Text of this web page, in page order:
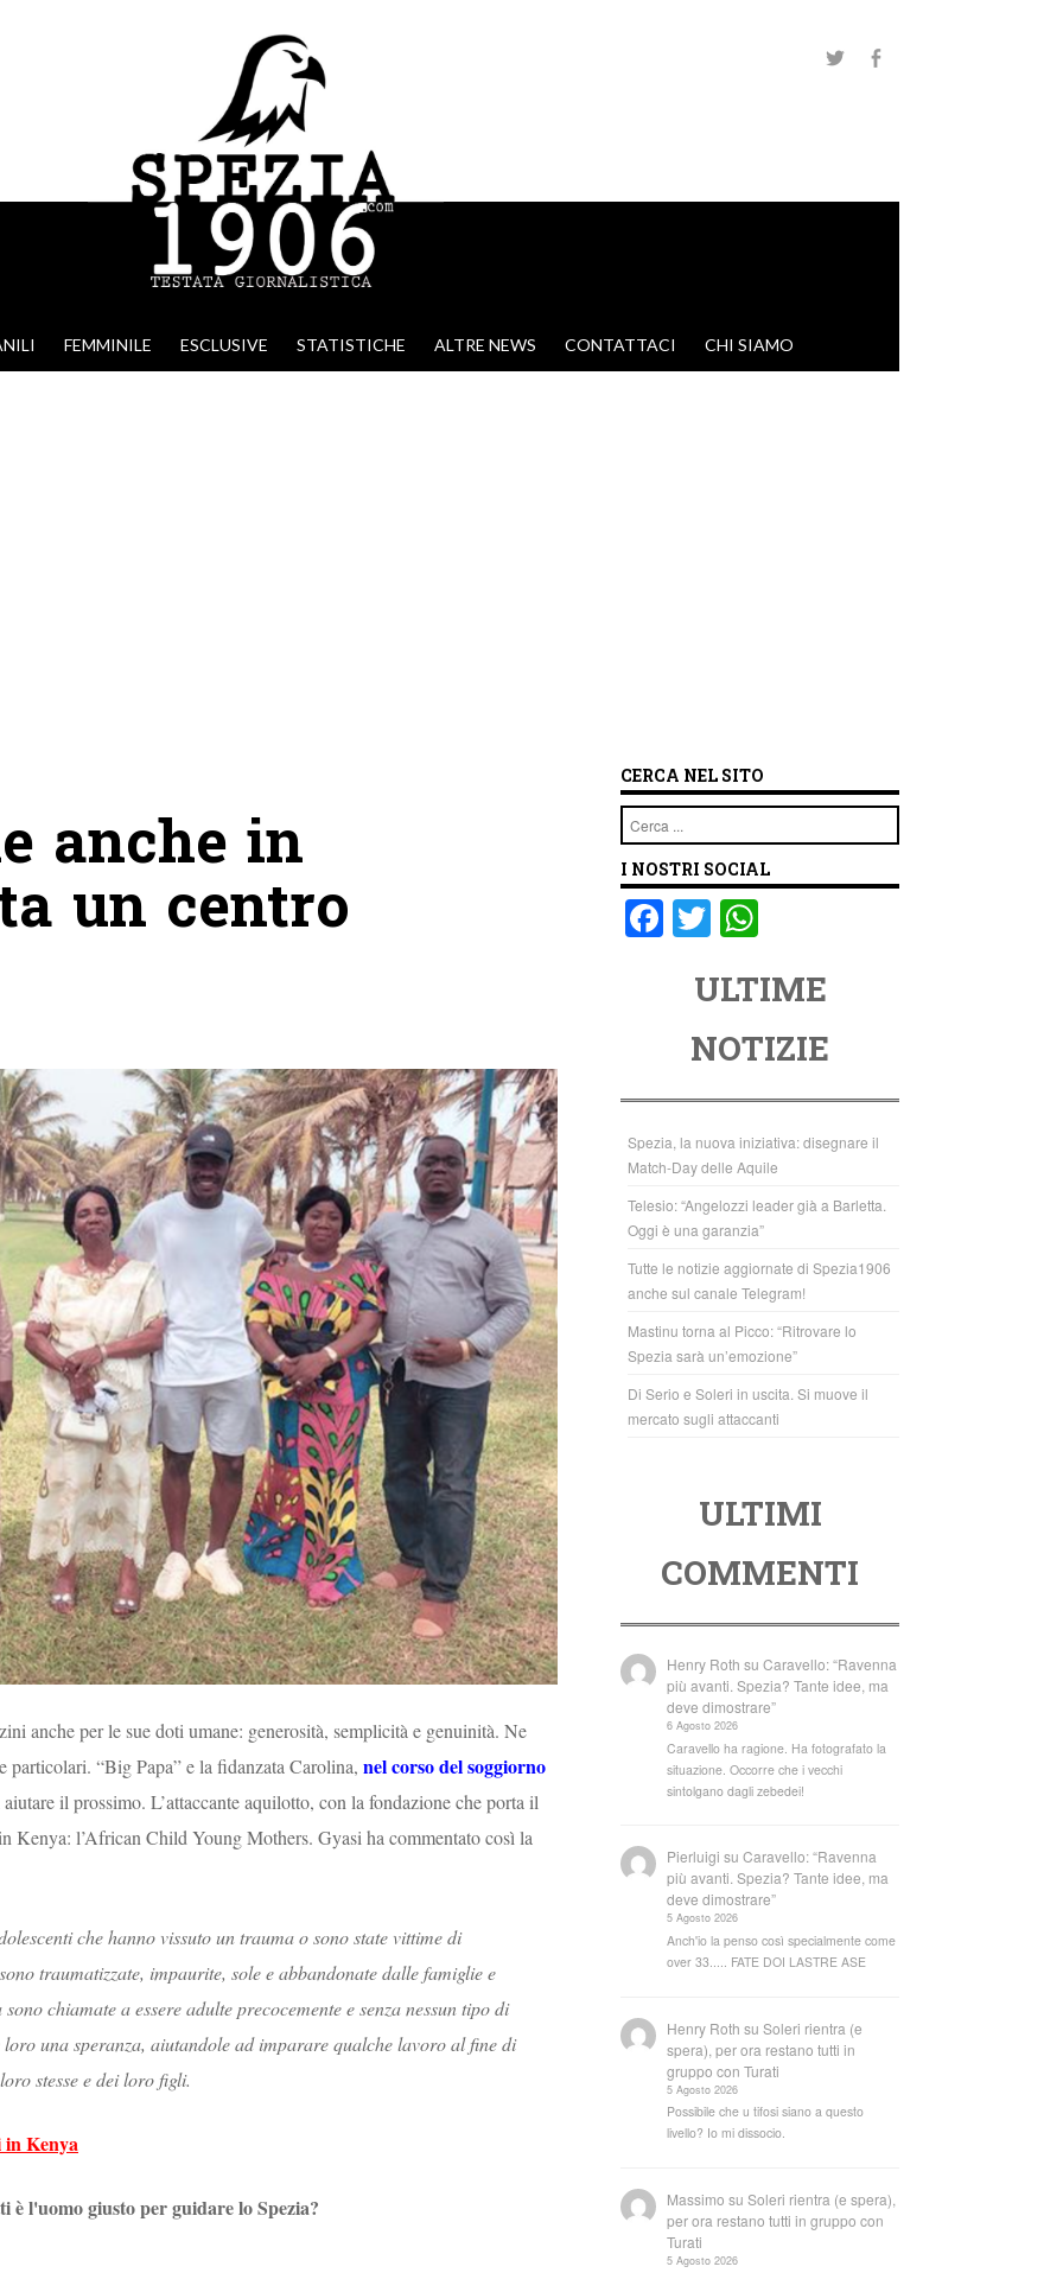
FEMMINILE ESCLUSIVE STATISTICHE ALTRE NEWS CONTATTACI CHI SIAMO
anche in
un centro
anche per le sue doti umane: generosità, semplicità e genuinità. Ne
particolari. “Big Papa” e la fidanzata Carolina, nel corso del soggiorno
il prossimo. L’attaccante aquilotto, con la fondazione che porta il
Kenya: l’African Child Young Mothers. Gyasi ha commentato così la
che hanno vissuto un trauma o sono state vittime di
traumatizzate, impaurite, sole e abbandonate dalle famiglie e
chiamate a essere adulte precocemente e senza nessun tipo di
una speranza, aiutandole ad imparare qualche lavoro al fine di
stesse e dei loro figli.
in Kenya
è l'uomo giusto per guidare lo Spezia?
CERCA NEL SITO
Cerca
I NOSTRI SOCIAL
F
o
o
k
T
tt
er
at
s
A
p
p
ULTIME
NOTIZIE
Spezia, la nuova iniziativa: disegnare il
Match-Day delle Aquile
Telesio: “Angelozzi leader già a Barletta.
Oggi è una garanzia”
Tutte le notizie aggiornate di Spezia1906
anche sul canale Telegram!
Mastinu torna al Picco: “Ritrovare lo
Spezia sarà un’emozione”
Di Serio e Soleri in uscita. Si muove il
mercato sugli attaccanti
ULTIMI
COMMENTI
Henry Roth suCaravello: “Ravenna
più avanti. Spezia? Tante idee, ma
deve dimostrare”
6 Agosto 2026
Caravello ha ragione. Ha fotografato la
situazione. Occorre che i vecchi
sintolgano dagli zebedei!
Pierluigi suCaravello: “Ravenna
più avanti. Spezia? Tante idee, ma
deve dimostrare”
5 Agosto 2026
Anch'io la penso così specialmente come
over 33..... FATE DOI LASTRE ASE
Henry Roth suSoleri rientra (e
spera), per ora restano tutti in
gruppo con Turati
5 Agosto 2026
Possibile che u tifosi siano a questo
livello? Io mi dissocio.
Massimo suSoleri rientra (e spera),
per ora restano tutti in gruppo con
Turati
5 Agosto 2026